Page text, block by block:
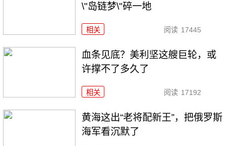
\"岛链梦\"碎一地
相关 阅读 17445
血条见底？美利坚这艘巨轮，或
许撑不了多久了
相关 阅读 17192
黄海这出“老将配新王”，把俄罗斯
海军看沉默了